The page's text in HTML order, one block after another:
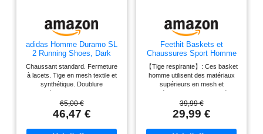
adidas Homme Duramo SL
2 Running Shoes, Dark
Silver, 43 1/3 EU
Chaussant standard. Fermeture
à lacets. Tige en mesh textile et
synthétique. Doublure
synthétique et textile. Amorti
LIGHTMOTION. Semelle
extérieure Adiwear. Poids : 291 g
(pointure 42 2/3). Drop semelle
intermédiaire : 9 mm (talon 33
65,00 €
46,47 €
Feethit Baskets et
Chaussures Sport Homme
Basquettes Tennis Course
Noir 41
【Tige respirante】: Ces basket
homme utilisent des matériaux
supérieurs en mesh et
synthétiques. Le tissu tricoté est
confortable, respirant et léger
pour garder vos pieds au sec
pendant l'exercice. 【 Intérieur
confortable 】 : l'intérieur des
39,99 €
29,99 €